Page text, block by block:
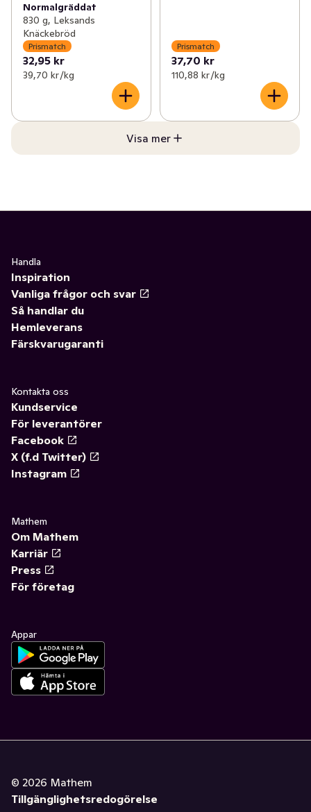
Normalgräddat
830 g, Leksands
Knäckebröd
Prismatch
32,95 kr
39,70 kr /kg
Prismatch
37,70 kr
110,88 kr /kg
Visa mer
Handla
Inspiration
Vanliga frågor och svar
Så handlar du
Hemleverans
Färskvarugaranti
Kontakta oss
Kundservice
För leverantörer
Facebook
X (f.d Twitter)
Instagram
Mathem
Om Mathem
Karriär
Press
För företag
Appar
© 2026 Mathem
Tillgänglighetsredogörelse